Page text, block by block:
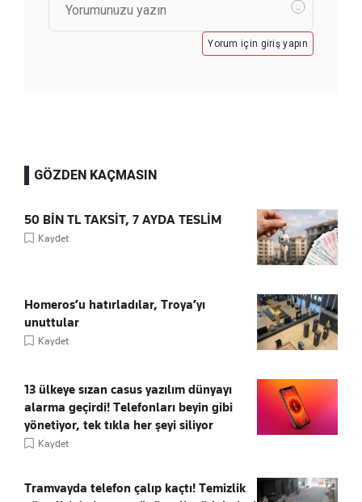
Yorum için giriş yapın
GÖZDEN KAÇMASIN
50 BİN TL TAKSİT, 7 AYDA TESLİM
Kaydet
Homeros’u hatırladılar, Troya’yı
unuttular
Kaydet
13 ülkeye sızan casus yazılım dünyayı
alarma geçirdi! Telefonları beyin gibi
yönetiyor, tek tıkla her şeyi siliyor
Kaydet
Tramvayda telefon çalıp kaçtı! Temizlik